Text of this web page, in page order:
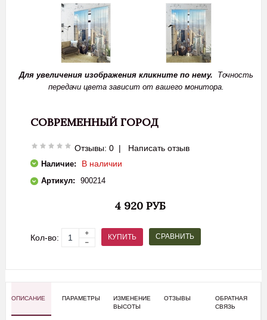
Для увеличения изображения кликните по нему. Точность
передачи цвета зависит от вашего монитора.
СОВРЕМЕННЫЙ ГОРОД
Отзывы: 0 | Написать отзыв
Наличие: В наличии
Артикул: 900214
4 920 РУБ
Кол-во: КУПИТЬ СРАВНИТЬ
ОПИСАНИЕ ПАРАМЕТРЫ
ИЗМЕНЕНИЕ
ВЫСОТЫ
ОТЗЫВЫ
ОБРАТНАЯ
СВЯЗЬ